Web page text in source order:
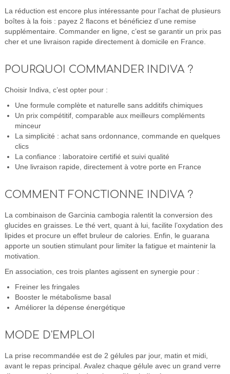
La réduction est encore plus intéressante pour l’achat de plusieurs
boîtes à la fois : payez 2 flacons et bénéficiez d’une remise
supplémentaire. Commander en ligne, c’est se garantir un prix pas
cher et une livraison rapide directement à domicile en France.
POURQUOI COMMANDER INDIVA ?
Choisir Indiva, c’est opter pour :
Une formule complète et naturelle sans additifs chimiques
Un prix compétitif, comparable aux meilleurs compléments
minceur
La simplicité : achat sans ordonnance, commande en quelques
clics
La confiance : laboratoire certifié et suivi qualité
Une livraison rapide, directement à votre porte en France
COMMENT FONCTIONNE INDIVA ?
La combinaison de Garcinia cambogia ralentit la conversion des
glucides en graisses. Le thé vert, quant à lui, facilite l’oxydation des
lipides et procure un effet bruleur de calories. Enfin, le guarana
apporte un soutien stimulant pour limiter la fatigue et maintenir la
motivation.
En association, ces trois plantes agissent en synergie pour :
Freiner les fringales
Booster le métabolisme basal
Améliorer la dépense énergétique
MODE D'EMPLOI
La prise recommandée est de 2 gélules par jour, matin et midi,
avant le repas principal. Avalez chaque gélule avec un grand verre